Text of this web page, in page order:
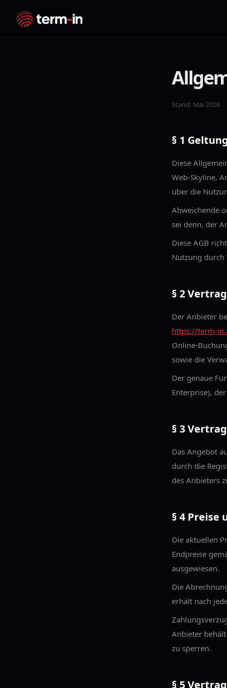
Stand: Mai 2026
§ 1
Diese
Web-Skyline,
über die
Abweichende
sei denn, der
Diese AGB
Nutzung durch
§ 2
Der Anbieter
https://term-
Online-
sowie die
Der genaue
Enterprise),
§ 3
Das Angebot
durch die
des Anbieters
§ 4 Preise
Die aktuellen
Endpreise
ausgewiesen.
Die
erhält nach
Anbieter
zu sperren.
§ 5